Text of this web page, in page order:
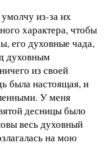
из-за их
характера, чтобы
его духовные чада,
духовным
из своей
была настоящая, и
У меня
десницы было
весь духовный
на мою